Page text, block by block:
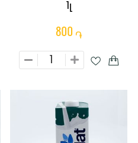
1լ
800 ֏